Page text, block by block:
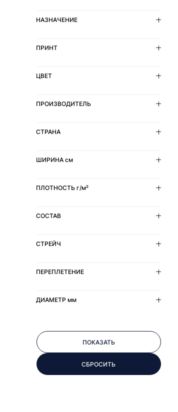
НАЗНАЧЕНИЕ
ПРИНТ
ЦВЕТ
ПРОИЗВОДИТЕЛЬ
СТРАНА
ШИРИНА см
ПЛОТНОСТЬ г/м²
СОСТАВ
СТРЕЙЧ
ПЕРЕПЛЕТЕНИЕ
ДИАМЕТР мм